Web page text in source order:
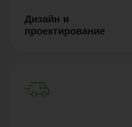
Дизайн и
проектирование